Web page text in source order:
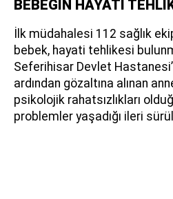
BEBEĞİN HAYATİ
İlk müdahalesi 112 sağlık
bebek, hayati tehlikesi
Seferihisar Devlet
ardından gözaltına alınan
psikolojik rahatsızlıkları
problemler yaşadığı ileri